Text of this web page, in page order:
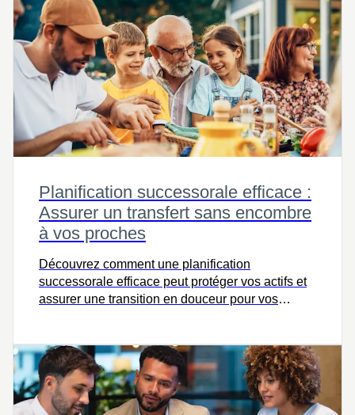
Planification successorale efficace :
Assurer un transfert sans encombre
à vos proches
Découvrez comment une planification
successorale efficace peut protéger vos actifs et
assurer une transition en douceur pour vos